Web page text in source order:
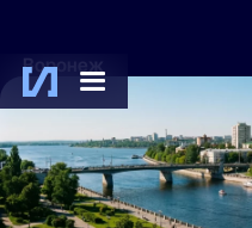
Воронеж